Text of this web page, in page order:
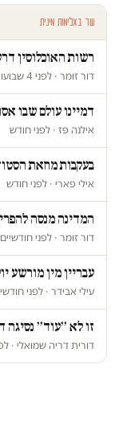
עוד באלימות מינית
רשות האוכלוסין דרשה מקורבן סחר
דור זומר · לפני 4 שבועות
דמיינו עולם שבו
אילנה פז · לפני חודש
בעקבות מחאת
אילי פארי · לפני חודש
המדינה מנסה
דור זומר · לפני חודשיים
עבריין מין מורשע
עילי אבידר · לפני
זו לא ״עוד״
דורית דריה שמואלי · לפני 4